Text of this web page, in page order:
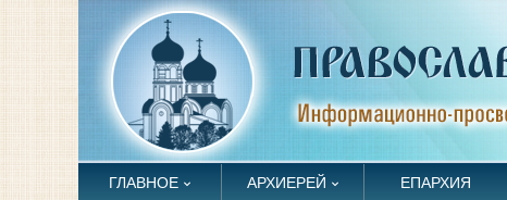
ГЛАВНОЕ АРХИЕРЕЙ ЕПАРХИЯ